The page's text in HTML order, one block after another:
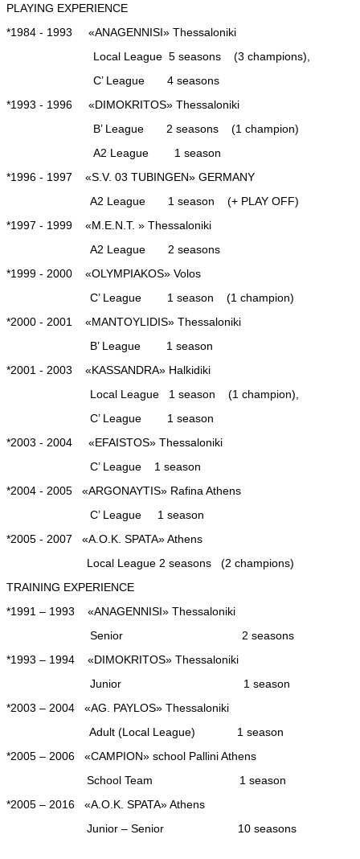
PLAYING EXPERIENCE
*1984 - 1993 «ANAGENNISI» Thessaloniki
Local League 5 seasons (3 champions),
C’ League 4 seasons
*1993 - 1996 «DIMOKRITOS» Thessaloniki
B’ League 2 seasons (1 champion)
Α2 League 1 season
*1996 - 1997 «S.V. 03 TUBINGEN» GERMANY
Α2 League 1 season (+ PLAY OFF)
*1997 - 1999 «M.E.N.T. » Thessaloniki
Α2 League 2 seasons
*1999 - 2000 «OLYMPIAKOS» Volos
C’ League 1 season (1 champion)
*2000 - 2001 «MANTOYLIDIS» Thessaloniki
B’ League 1 season
*2001 - 2003 «KASSANDRA» Halkidiki
Local League 1 season (1 champion),
C’ League 1 season
*2003 - 2004 «EFAISTOS» Thessaloniki
C’ League 1 season
*2004 - 2005 «ARGONAYTIS» Rafina Athens
C’ League 1 season
*2005 - 2007 «A.O.K. SPATA» Athens
Local League 2 seasons (2 champions)
TRAINING EXPERIENCE
*1991 – 1993 «ANAGENNISI» Thessaloniki
Senior 2 seasons
*1993 – 1994 «DIMOKRITOS» Thessaloniki
Junior 1 season
*2003 – 2004 «AG. PAYLOS» Thessaloniki
Adult (Local League) 1 season
*2005 – 2006 «CAMPION» school Pallini Athens
School Team 1 season
*2005 – 2016 «A.O.K. SPATA» Athens
Junior – Senior 10 seasons